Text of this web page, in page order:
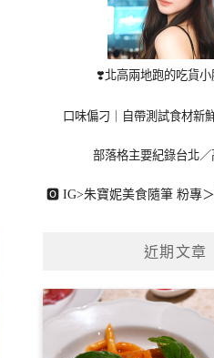
❣️北高兩地跑的吃貨
口味偏刁｜自帶測試食材新
部落格主要紀錄台北
🅾 IG>朱寶妮美食隨筆 粉專＞
近期文章